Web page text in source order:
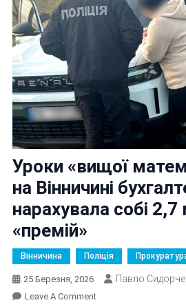
Уроки «вищої
на Вінничині
нарахувала собі 2,7
«премій»
Вінничина Поліція
25 Березня, 2026 Павло
Leave A CommentOn